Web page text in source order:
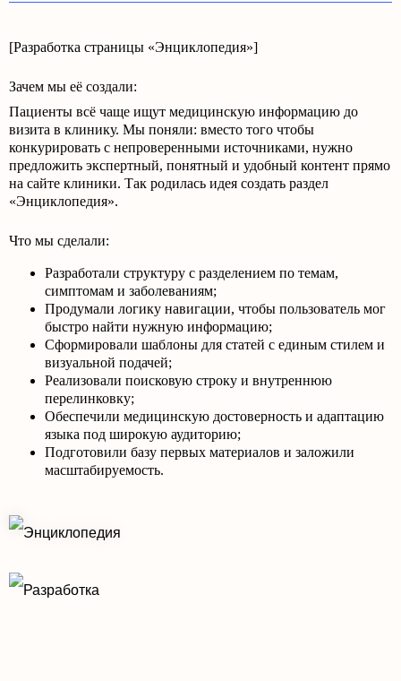
[Разработка страницы «Энциклопедия»]
Зачем мы её создали:
Пациенты всё чаще ищут медицинскую информацию до
визита в клинику. Мы поняли: вместо того чтобы
конкурировать с непроверенными источниками, нужно
предложить экспертный, понятный и удобный контент прямо
на сайте клиники. Так родилась идея создать раздел
«Энциклопедия».
Что мы сделали:
Разработали структуру с разделением по темам,
симптомам и заболеваниям;
Продумали логику навигации, чтобы пользователь мог
быстро найти нужную информацию;
Сформировали шаблоны для статей с единым стилем и
визуальной подачей;
Реализовали поисковую строку и внутреннюю
перелинковку;
Обеспечили медицинскую достоверность и адаптацию
языка под широкую аудиторию;
Подготовили базу первых материалов и заложили
масштабируемость.